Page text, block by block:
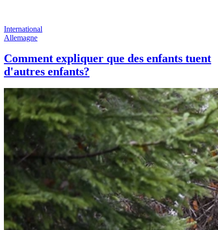
International
Allemagne
Comment expliquer que des enfants tuent
d'autres enfants?